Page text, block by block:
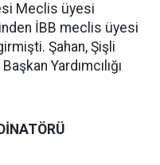
Meclis üyesi
İBB meclis üyesi
Şahan, Şişli
Yardımcılığı